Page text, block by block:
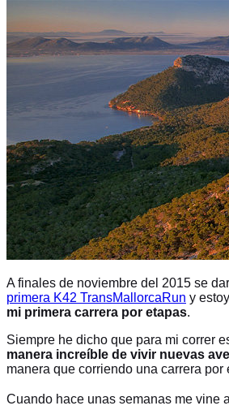
A finales de noviembre del 2015 se
primera K42 TransMallorcaRun y
mi primera carrera por etapas.
Siempre he dicho que para mi correr
manera increíble de vivir nuevas
manera que corriendo una carrera por
Cuando hace unas semanas me vine